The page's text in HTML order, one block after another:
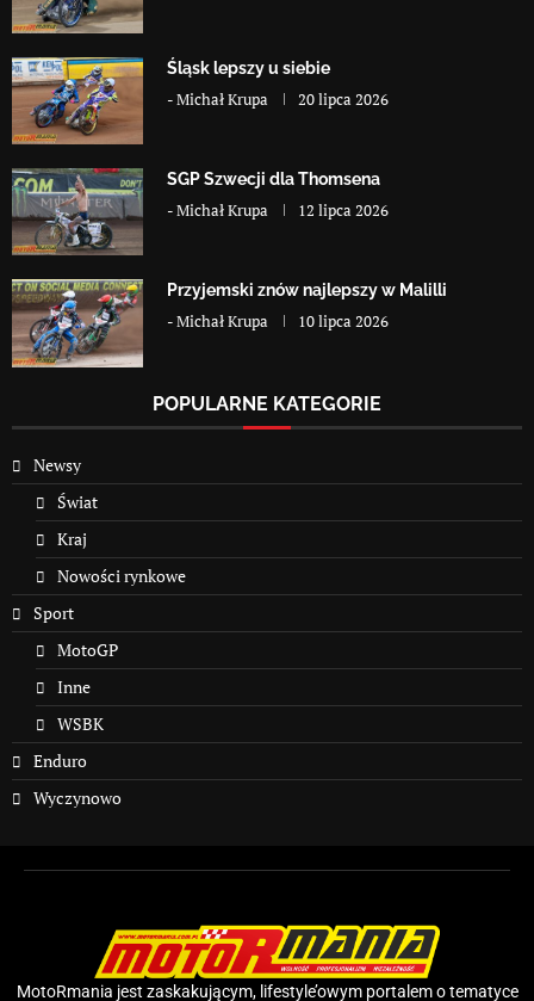
Śląsk lepszy u siebie
-Michał Krupa 20 lipca 2026
SGP Szwecji dla Thomsena
-Michał Krupa 12 lipca 2026
Przyjemski znów najlepszy w Malilli
-Michał Krupa 10 lipca 2026
POPULARNE KATEGORIE
Newsy
Świat
Kraj
Nowości rynkowe
Sport
MotoGP
Inne
WSBK
Enduro
Wyczynowo
MotoRmania jest zaskakującym, lifestyle’owym portalem o tematyce